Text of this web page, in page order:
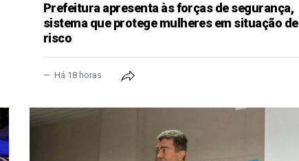
Prefeitura apresenta às forças de segurança,
sistema que protege mulheres em situação de
risco
Há 18 horas